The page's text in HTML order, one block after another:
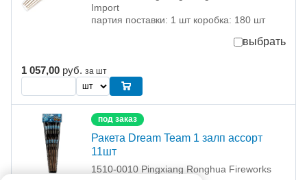
Import
партия поставки: 1 шт коробка: 180 шт
выбрать
1 057,00 руб. за шт
под заказ
Ракета Dream Team 1 залп ассорт
11шт
1510-0010 Pingxiang Ronghua Fireworks